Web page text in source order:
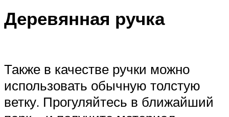
Деревянная ручка
Также в качестве ручки можно
использовать обычную толстую
ветку. Прогуляйтесь в ближайший